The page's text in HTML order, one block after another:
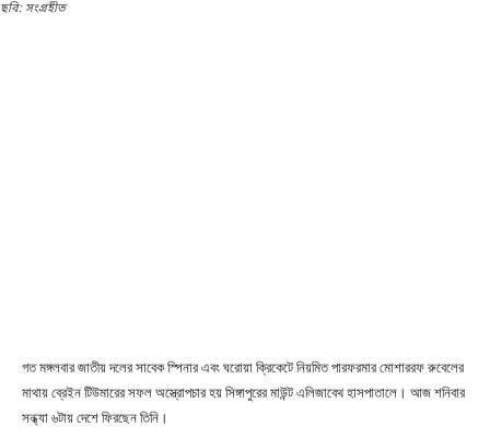
ছবি: সংগ্রহীত
গত মঙ্গলবার জাতীয় দলের সাবেক স্পিনার এবং ঘরোয়া ক্রিকেটে নিয়মিত পারফরমার মোশাররফ রুবেলের
মাথায় ব্রেইন টিউমারের সফল অস্ত্রোপচার হয় সিঙ্গাপুরের মাউন্ট এলিজাবেথ হাসপাতালে। আজ শনিবার
সন্ধ্যা ৬টায় দেশে ফিরছেন তিনি।